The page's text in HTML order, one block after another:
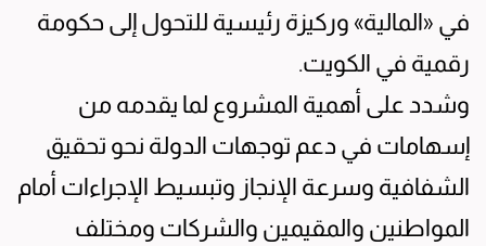
في «المالية» وركيزة رئيسية للتحول إلى حكومة
رقمية في الكويت.
وشدد على أهمية المشروع لما يقدمه من
إسهامات في دعم توجهات الدولة نحو تحقيق
الشفافية وسرعة الإنجاز وتبسيط الإجراءات أمام
المواطنين والمقيمين والشركات ومختلف